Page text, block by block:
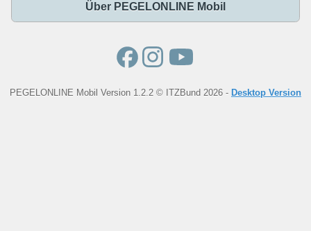
Über PEGELONLINE Mobil
PEGELONLINE Mobil Version 1.2.2 © ITZBund 2026 - Desktop Version